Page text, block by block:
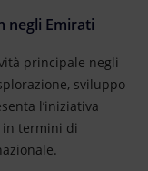
negli Emirati
principale negli
sviluppo
l’iniziativa
in termini di